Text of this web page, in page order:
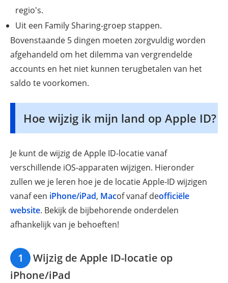
regio's.
Uit een Family Sharing-groep stappen.
Bovenstaande 5 dingen moeten zorgvuldig worden
afgehandeld om het dilemma van vergrendelde
accounts en het niet kunnen terugbetalen van het
saldo te voorkomen.
Hoe wijzig ik mijn land op Apple ID?
Je kunt de wijzig de Apple ID-locatie vanaf
verschillende iOS-apparaten wijzigen. Hieronder
zullen we je leren hoe je de locatie Apple-ID wijzigen
vanaf een iPhone/iPad, Macof vanaf deofficiële
website. Bekijk de bijbehorende onderdelen
afhankelijk van je behoeften!
1
Wijzig de Apple ID-locatie op
iPhone/iPad